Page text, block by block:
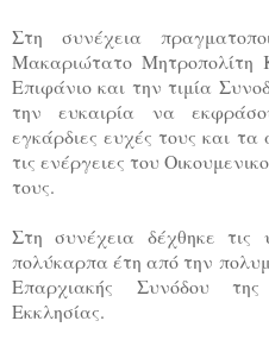
Στη συνέχεια
Μακαριώτατο Μητροπολίτη
Επιφάνιο και την τιμία
την ευκαιρία να
εγκάρδιες ευχές τους και
τις ενέργειες του
τους.
Στη συνέχεια δέχθηκε τις
πολύκαρπα έτη από την
Επαρχιακής Συνόδου
Εκκλησίας.